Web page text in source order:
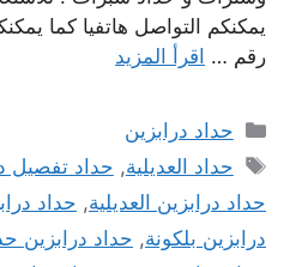
يمكنكم التواصل هاتفيا كما
رقم … اقرأ المزيد
التصنيفات
حداد درابزين
الوسوم
حداد العديلية, حداد تفصيل
حداد درابزين العديلية, حداد
درابزين بلكونة, حداد درابزين